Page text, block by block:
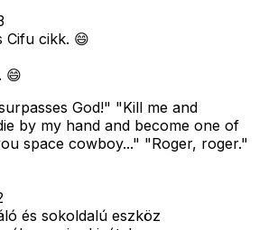
Cifu cikk. 😄
😄
God!" "Kill me and
by my hand and become one of
space cowboy..." "Roger, roger."
és sokoldalú eszköz